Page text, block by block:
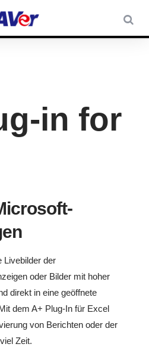
in for
Livebilder der
oder Bilder mit hoher
direkt in eine geöffnete
dem A+ Plug-In für Excel
von Berichten oder der
Zeit.